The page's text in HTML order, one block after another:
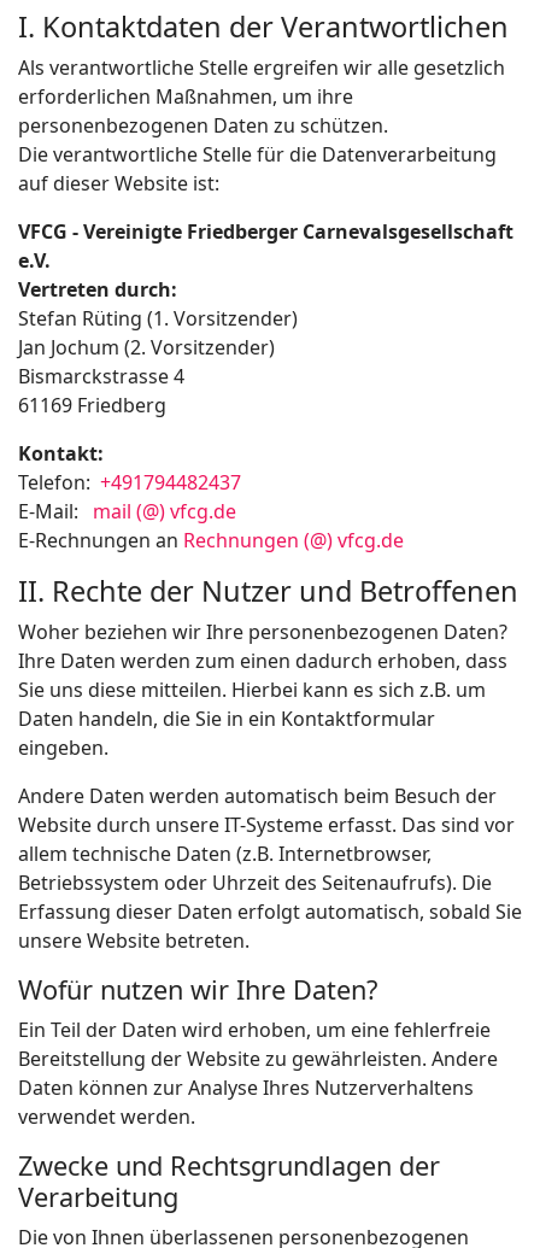
I. Kontaktdaten der Verantwortlichen
Als verantwortliche Stelle ergreifen wir alle gesetzlich
erforderlichen Maßnahmen, um ihre
personenbezogenen Daten zu schützen.
Die verantwortliche Stelle für die Datenverarbeitung
auf dieser Website ist:
VFCG - Vereinigte Friedberger Carnevalsgesellschaft
e.V.
Vertreten durch:
Stefan Rüting (1. Vorsitzender)
Jan Jochum (2. Vorsitzender)
Bismarckstrasse 4
61169 Friedberg
Kontakt:
Telefon: +491794482437
E-Mail: mail (@) vfcg.de
E-Rechnungen an Rechnungen (@) vfcg.de
II. Rechte der Nutzer und Betroffenen
Woher beziehen wir Ihre personenbezogenen Daten?
Ihre Daten werden zum einen dadurch erhoben, dass
Sie uns diese mitteilen. Hierbei kann es sich z.B. um
Daten handeln, die Sie in ein Kontaktformular
eingeben.
Andere Daten werden automatisch beim Besuch der
Website durch unsere IT-Systeme erfasst. Das sind vor
allem technische Daten (z.B. Internetbrowser,
Betriebssystem oder Uhrzeit des Seitenaufrufs). Die
Erfassung dieser Daten erfolgt automatisch, sobald Sie
unsere Website betreten.
Wofür nutzen wir Ihre Daten?
Ein Teil der Daten wird erhoben, um eine fehlerfreie
Bereitstellung der Website zu gewährleisten. Andere
Daten können zur Analyse Ihres Nutzerverhaltens
verwendet werden.
Zwecke und Rechtsgrundlagen der
Verarbeitung
Die von Ihnen überlassenen personenbezogenen